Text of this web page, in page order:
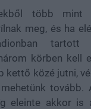
több mint
meg, és ha
tartott
körben kell
kettő közé jutni,
tovább.
eleinte akkor is